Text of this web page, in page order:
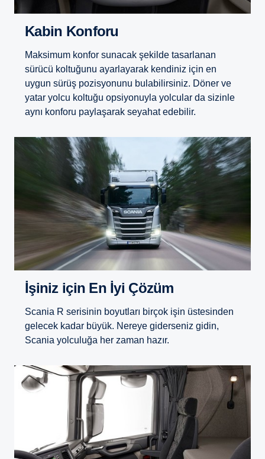
Kabin Konforu
Maksimum konfor sunacak şekilde tasarlanan
sürücü koltuğunu ayarlayarak kendiniz için en
uygun sürüş pozisyonunu bulabilirsiniz. Döner ve
yatar yolcu koltuğu opsiyonuyla yolcular da sizinle
aynı konforu paylaşarak seyahat edebilir.
İşiniz için En İyi Çözüm
Scania R serisinin boyutları birçok işin üstesinden
gelecek kadar büyük. Nereye giderseniz gidin,
Scania yolculuğa her zaman hazır.